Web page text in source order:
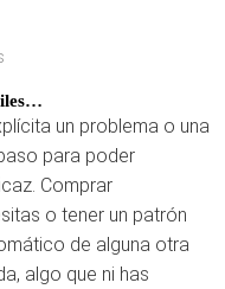
un problema o una
para poder
Comprar
o tener un patrón
de alguna otra
algo que ni has